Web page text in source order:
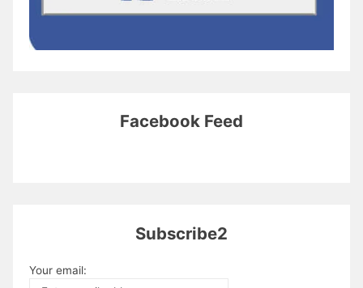
Facebook Feed
Subscribe2
Your email: